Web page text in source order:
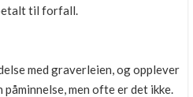
til forfall.
med graverleien, og opplever
påminnelse, men ofte er det ikke.